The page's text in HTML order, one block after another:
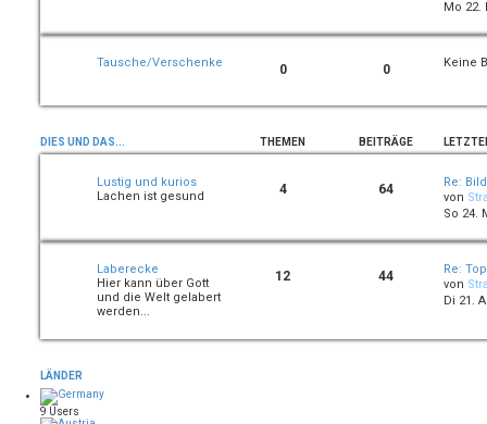
Mo 22.
Tausche/Verschenke 0 0 Keine
DIES UND DAS... THEMEN BEITRÄGE
Lustig und kurios
Lachen ist gesund
4 64
Re:
von
So 24.
Laberecke
Hier kann über Gott
und die Welt gelabert
werden...
12 44
Re:
von
Di 21.
LÄNDER
9 Users